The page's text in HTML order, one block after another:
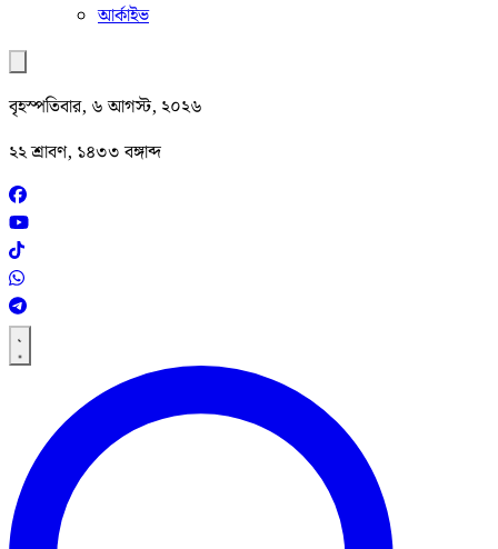
আর্কাইভ
বৃহস্পতিবার, ৬ আগস্ট, ২০২৬
২২ শ্রাবণ, ১৪৩৩ বঙ্গাব্দ